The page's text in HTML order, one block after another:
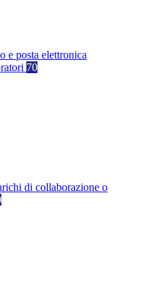
e posta elettronica
70
di collaborazione o